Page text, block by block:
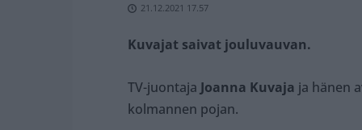
21.12.2021 17.57
Kuvajat saivat jouluvauvan.
TV-juontaja Joanna Kuvaja ja hänen
kolmannen pojan.